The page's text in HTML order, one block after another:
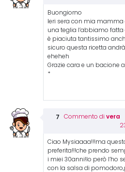
Buongiorno
Ieri sera con mia
una teglia l’abbiamo
è piaciuta tantissimo
sicuro questa ricetta
eheheh
Grazie cara e un bacione
*
Commento di vera
Ciao Mysiaaaa!!!ma
preferita!!!che prendo
i miei 30anni!Io però l’ho
con la salsa di